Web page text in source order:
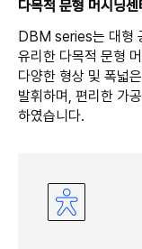
다목적 문형 머시닝센
DBM series는 대형
유리한 다목적 문형
다양한 형상 및 폭넓
발휘하며, 편리한 가
하였습니다.